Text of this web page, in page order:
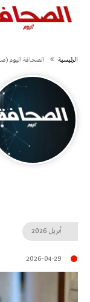
‫الرئيسية‬ (‫صفحة‬ 340)
أبريل 2026
2026-04-29